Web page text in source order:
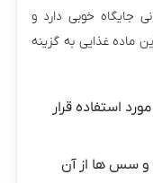
جایگاه خوبی دارد و
ماده غذایی به گزینه
استفاده قرار
و سس ها از آن